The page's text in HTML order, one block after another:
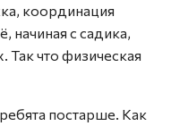
координация
начиная с садика,
Так что физическая
постарше. Как